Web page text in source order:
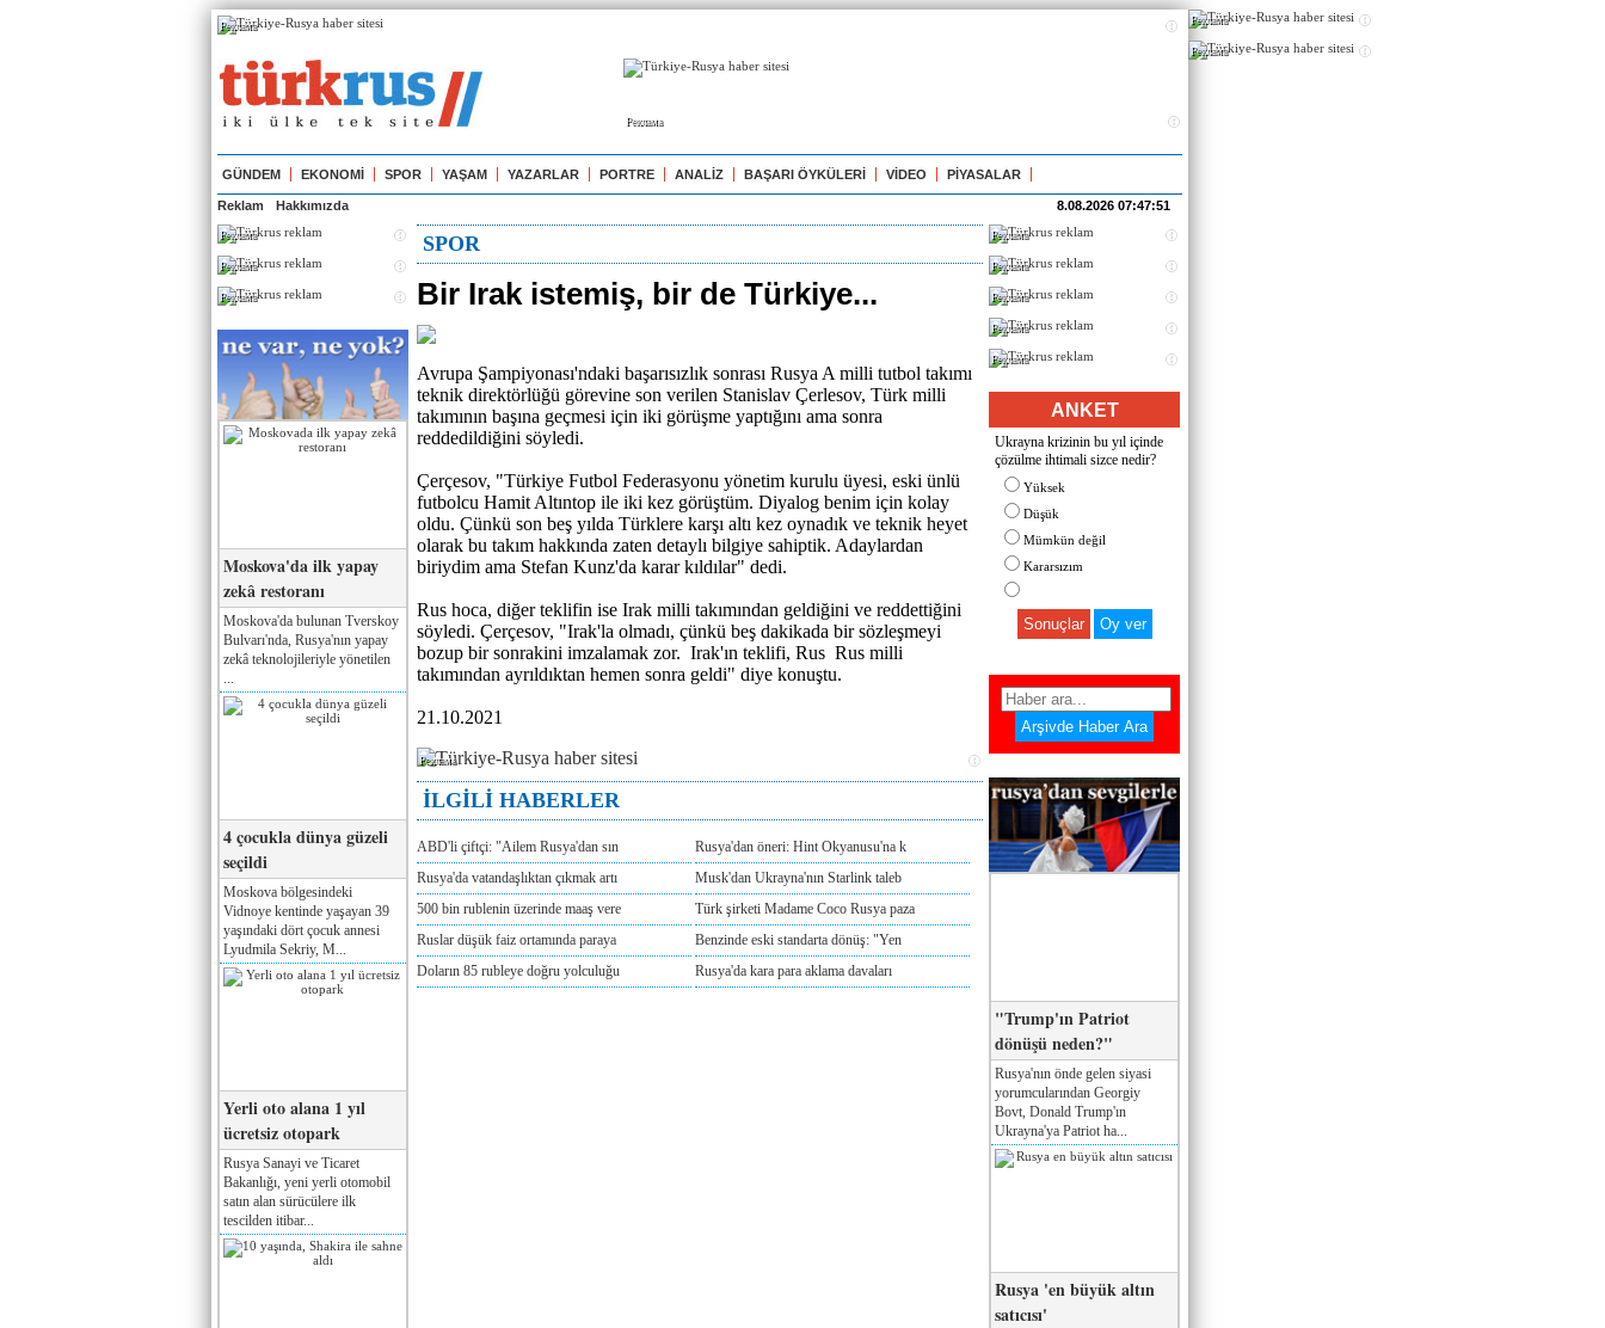
Реклама
Реклама
GÜNDEM EKONOMİ SPOR YAŞAM YAZARLAR PORTRE ANALİZ BAŞARI ÖYKÜLERİ VİDEO PİYASALAR
Reklam Hakkımızda 8.08.2026 07:47:51
Реклама
Реклама
Реклама
Moskova'da ilk yapay
zekâ restoranı
Moskova'da bulunan Tverskoy
Bulvarı'nda, Rusya'nın yapay
zekâ teknolojileriyle yönetilen
4 çocukla dünya güzeli
seçildi
Moskova bölgesindeki
Vidnoye kentinde yaşayan 39
yaşındaki dört çocuk annesi
Lyudmila Sekriy, M...
Yerli oto alana 1 yıl
ücretsiz otopark
Rusya Sanayi ve Ticaret
Bakanlığı, yeni yerli otomobil
satın alan sürücülere ilk
tescilden itibar...
SPOR
Bir Irak istemiş, bir de Türkiye...
Avrupa Şampiyonası'ndaki başarısızlık sonrası Rusya A milli tutbol takımı
teknik direktörlüğü görevine son verilen Stanislav Çerlesov, Türk milli
takımının başına geçmesi için iki görüşme yaptığını ama sonra
reddedildiğini söyledi.
Çerçesov, "Türkiye Futbol Federasyonu yönetim kurulu üyesi, eski ünlü
futbolcu Hamit Altıntop ile iki kez görüştüm. Diyalog benim için kolay
oldu. Çünkü son beş yılda Türklere karşı altı kez oynadık ve teknik heyet
olarak bu takım hakkında zaten detaylı bilgiye sahiptik. Adaylardan
biriydim ama Stefan Kunz'da karar kıldılar" dedi.
Rus hoca, diğer teklifin ise Irak milli takımından geldiğini ve reddettiğini
söyledi. Çerçesov, "Irak'la olmadı, çünkü beş dakikada bir sözleşmeyi
bozup bir sonrakini imzalamak zor. Irak'ın teklifi, Rus Rus milli
takımından ayrıldıktan hemen sonra geldi" diye konuştu.
21.10.2021
Реклама
İLGİLİ HABERLER
ABD'li çiftçi: "Ailem Rusya'dan sın
Rusya'dan öneri: Hint Okyanusu'na k
Rusya'da vatandaşlıktan çıkmak artı
Musk'dan Ukrayna'nın Starlink taleb
500 bin rublenin üzerinde maaş vere
Türk şirketi Madame Coco Rusya paza
Ruslar düşük faiz ortamında paraya
Benzinde eski standarta dönüş: "Yen
Doların 85 rubleye doğru yolculuğu
Rusya'da kara para aklama davaları
Реклама
Реклама
Реклама
Реклама
Реклама
ANKET
Ukrayna krizinin bu yıl içinde
çözülme ihtimali sizce nedir?
Yüksek
Düşük
Mümkün değil
Kararsızım
Sonuçlar
"Trump'ın Patriot
dönüşü neden?"
Rusya'nın önde gelen siyasi
yorumcularından Georgiy
Bovt, Donald Trump'ın
Ukrayna'ya Patriot ha...
Rusya 'en büyük altın
satıcısı'
Реклама
Реклама